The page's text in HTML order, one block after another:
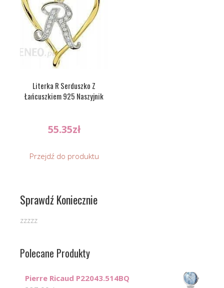
Literka R Serduszko Z
Łańcuszkiem 925 Naszyjnik
55.35zł
Przejdź do produktu
Sprawdź Koniecznie
zzzzz
Polecane Produkty
Pierre Ricaud P22043.514BQ